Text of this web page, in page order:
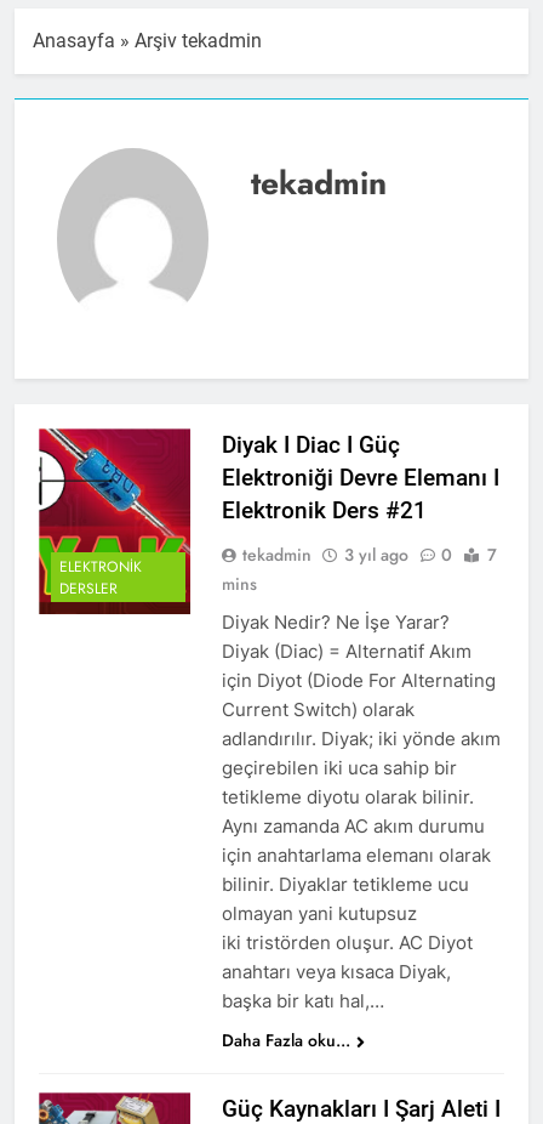
Anasayfa » Arşiv tekadmin
tekadmin
ELEKTRONIK
DERSLER
Diyak I Diac I Güç
Elektroniği Devre Elemanı I
Elektronik Ders #21
tekadmin 3 yıl ago 0
7
mins
Diyak Nedir? Ne İşe Yarar?
Diyak (Diac) = Alternatif Akım
için Diyot (Diode For Alternating
Current Switch) olarak
adlandırılır. Diyak; iki yönde akım
geçirebilen iki uca sahip bir
tetikleme diyotu olarak bilinir.
Aynı zamanda AC akım durumu
için anahtarlama elemanı olarak
bilinir. Diyaklar tetikleme ucu
olmayan yani kutupsuz
iki tristörden oluşur. AC Diyot
anahtarı veya kısaca Diyak,
başka bir katı hal,…
Daha Fazla oku...
Güç Kaynakları I Şarj Aleti I